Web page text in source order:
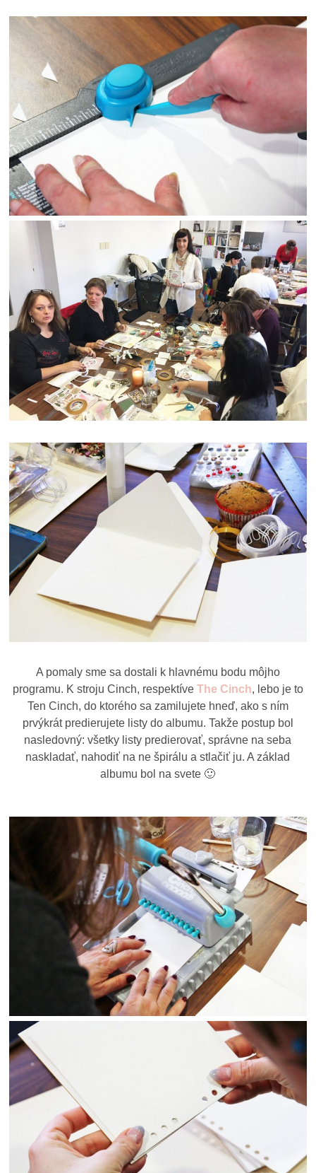
A pomaly sme sa dostali k hlavnému bodu môjho
programu. K stroju Cinch, respektíve The Cinch, lebo je to
Ten Cinch, do ktorého sa zamilujete hneď, ako s ním
prvýkrát predierujete listy do albumu. Takže postup bol
nasledovný: všetky listy predierovať, správne na seba
naskladať, nahodiť na ne špirálu a stlačiť ju. A základ
albumu bol na svete 🙂